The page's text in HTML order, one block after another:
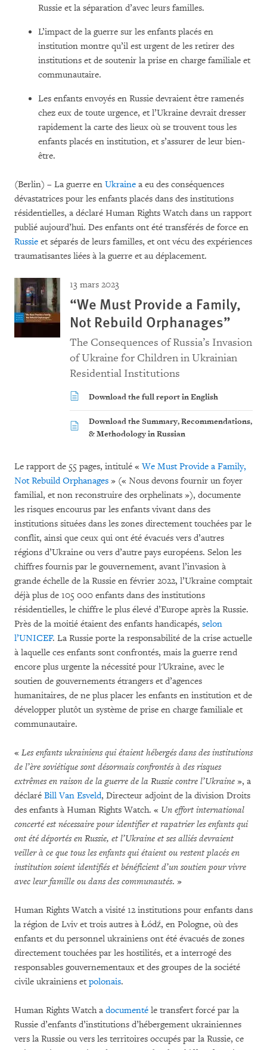
Russie et la séparation d’avec leurs familles.
L’impact de la guerre sur les enfants placés en
institution montre qu’il est urgent de les retirer des
institutions et de soutenir la prise en charge familiale et
communautaire.
Les enfants envoyés en Russie devraient être ramenés
chez eux de toute urgence, et l’Ukraine devrait dresser
rapidement la carte des lieux où se trouvent tous les
enfants placés en institution, et s’assurer de leur bien-
être.
(Berlin) – La guerre en Ukraine a eu des conséquences
dévastatrices pour les enfants placés dans des institutions
résidentielles, a déclaré Human Rights Watch dans un rapport
publié aujourd’hui. Des enfants ont été transférés de force en
Russie et séparés de leurs familles, et ont vécu des expériences
traumatisantes liées à la guerre et au déplacement.
13 mars 2023
“We Must Provide a Family,
Not Rebuild Orphanages”
The Consequences of Russia’s Invasion
of Ukraine for Children in Ukrainian
Residential Institutions
Download the full report in English
Download the Summary, Recommendations,
& Methodology in Russian
Le rapport de 55 pages, intitulé « We Must Provide a Family,
Not Rebuild Orphanages » (« Nous devons fournir un foyer
familial, et non reconstruire des orphelinats »), documente
les risques encourus par les enfants vivant dans des
institutions situées dans les zones directement touchées par le
conflit, ainsi que ceux qui ont été évacués vers d’autres
régions d’Ukraine ou vers d’autre pays européens. Selon les
chiffres fournis par le gouvernement, avant l’invasion à
grande échelle de la Russie en février 2022, l’Ukraine comptait
déjà plus de 105 000 enfants dans des institutions
résidentielles, le chiffre le plus élevé d’Europe après la Russie.
Près de la moitié étaient des enfants handicapés, selon
l’UNICEF. La Russie porte la responsabilité de la crise actuelle
à laquelle ces enfants sont confrontés, mais la guerre rend
encore plus urgente la nécessité pour l'Ukraine, avec le
soutien de gouvernements étrangers et d’agences
humanitaires, de ne plus placer les enfants en institution et de
développer plutôt un système de prise en charge familiale et
communautaire.
« Les enfants ukrainiens qui étaient hébergés dans des institutions
de l’ère soviétique sont désormais confrontés à des risques
extrêmes en raison de la guerre de la Russie contre l’Ukraine », a
déclaré Bill Van Esveld, Directeur adjoint de la division Droits
des enfants à Human Rights Watch. « Un effort international
concerté est nécessaire pour identifier et rapatrier les enfants qui
ont été déportés en Russie, et l’Ukraine et ses alliés devraient
veiller à ce que tous les enfants qui étaient ou restent placés en
institution soient identifiés et bénéficient d’un soutien pour vivre
avec leur famille ou dans des communautés. »
Human Rights Watch a visité 12 institutions pour enfants dans
la région de Lviv et trois autres à Łódź, en Pologne, où des
enfants et du personnel ukrainiens ont été évacués de zones
directement touchées par les hostilités, et a interrogé des
responsables gouvernementaux et des groupes de la société
civile ukrainiens et polonais.
Human Rights Watch a documenté le transfert forcé par la
Russie d’enfants d’institutions d’hébergement ukrainiennes
vers la Russie ou vers les territoires occupés par la Russie, ce